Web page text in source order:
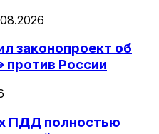
законопроект об
против России
ПДД полностью